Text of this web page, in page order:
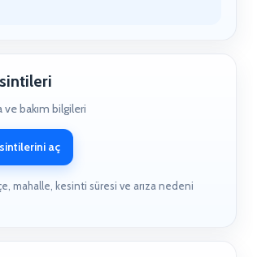
ve bakım bilgileri
aç
mahalle, kesinti süresi ve arıza nedeni